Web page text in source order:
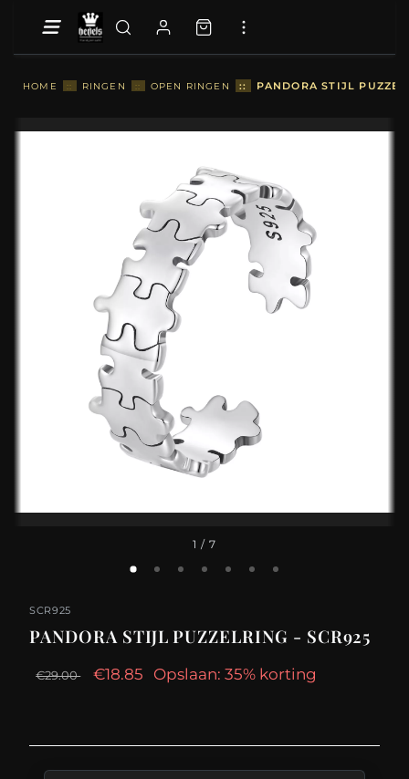
HOME :: RINGEN :: OPEN RINGEN :: PANDORA STIJL
1 / 7
SCR925
PANDORA STIJL PUZZELRING - SCR925
€29.00 €18.85 Opslaan: 35% korting